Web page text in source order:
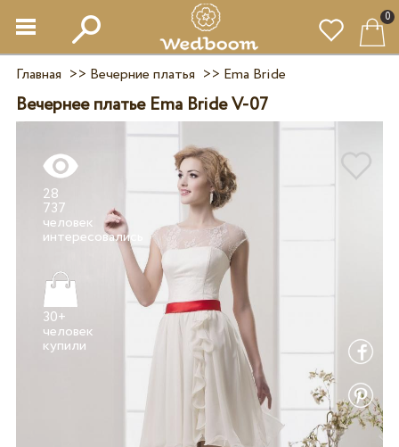
0
Главная >> Вечерние платья >> Ema Bride
Вечернее платье Ema Bride V-07
28
737
человек
30+
человек